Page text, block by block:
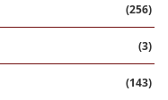
(256)
(3)
(143)